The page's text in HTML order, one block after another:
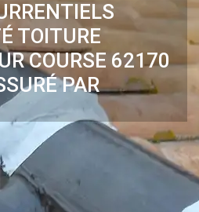
TOITURE
COURSE 62170
PAR